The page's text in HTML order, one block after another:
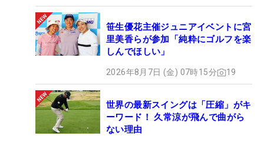
笹生優花主催ジュニアイベントに宮
里美香らが参加「純粋にゴルフを楽
しんでほしい」
2026年8月7日 (金) 07時15分 19
世界の最新スイングは「圧縮」がキ
ーワード！ 久常涼が飛んで曲がら
ない理由